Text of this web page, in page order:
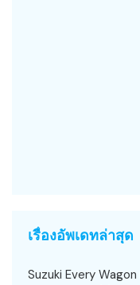
เรื่องอัพเดทล่าสุด
Suzuki Every